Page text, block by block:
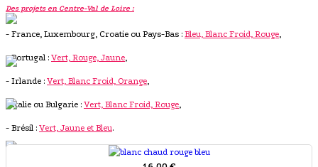
Des projets en Centre-Val de Loire :
- France, Luxembourg, Croatie ou Pays-Bas : Bleu, Blanc Froid, Rouge
- Portugal : Vert, Rouge, Jaune
- Irlande : Vert, Blanc Froid, Orange
- Italie ou Bulgarie : Vert, Blanc Froid, Rouge
- Brésil : Vert, Jaune et Bleu.